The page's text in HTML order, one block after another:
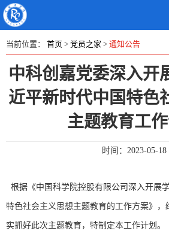
当前位置： 首页 > 党员之家 > 通知公告
中科创嘉党委深入开
近平新时代中国特色
主题教育工
时间： 2023-05-18
根据《中国科学院控股有限公司深入开展
特色社会主义思想主题教育的工作方案》，
实抓好此次主题教育，特制定本工作计划。